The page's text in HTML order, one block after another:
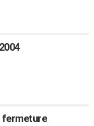
fermeture